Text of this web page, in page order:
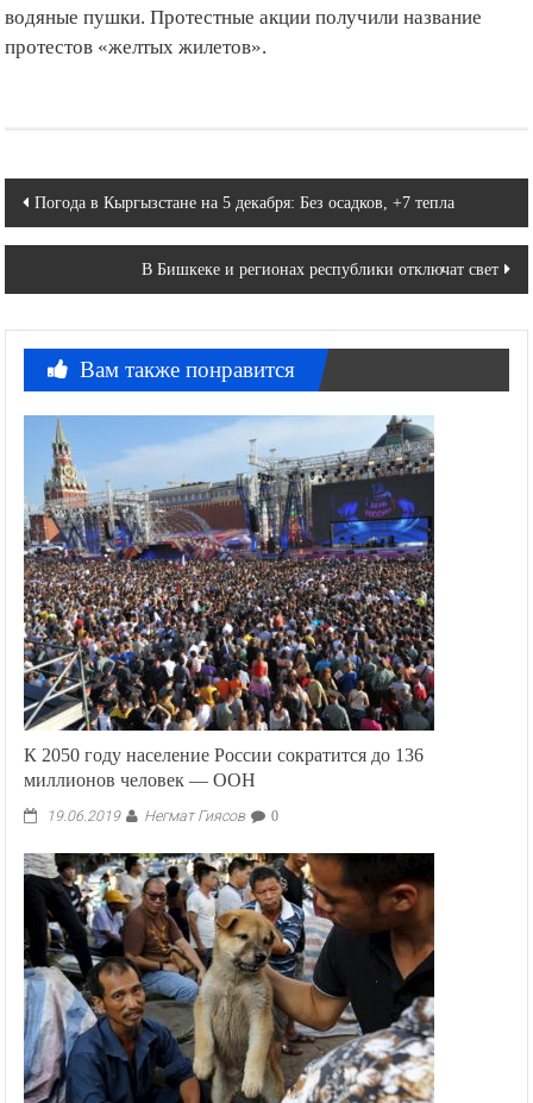
водяные пушки. Протестные акции получили название
протестов «желтых жилетов».
Навигация
по
Погода в Кыргызстане на 5 декабря: Без осадков, +7 тепла
В Бишкеке и регионах республики отключат свет
Вам также понравится
К 2050 году население России сократится до 136
миллионов человек — ООН
19.06.2019 Негмат Гиясов 0